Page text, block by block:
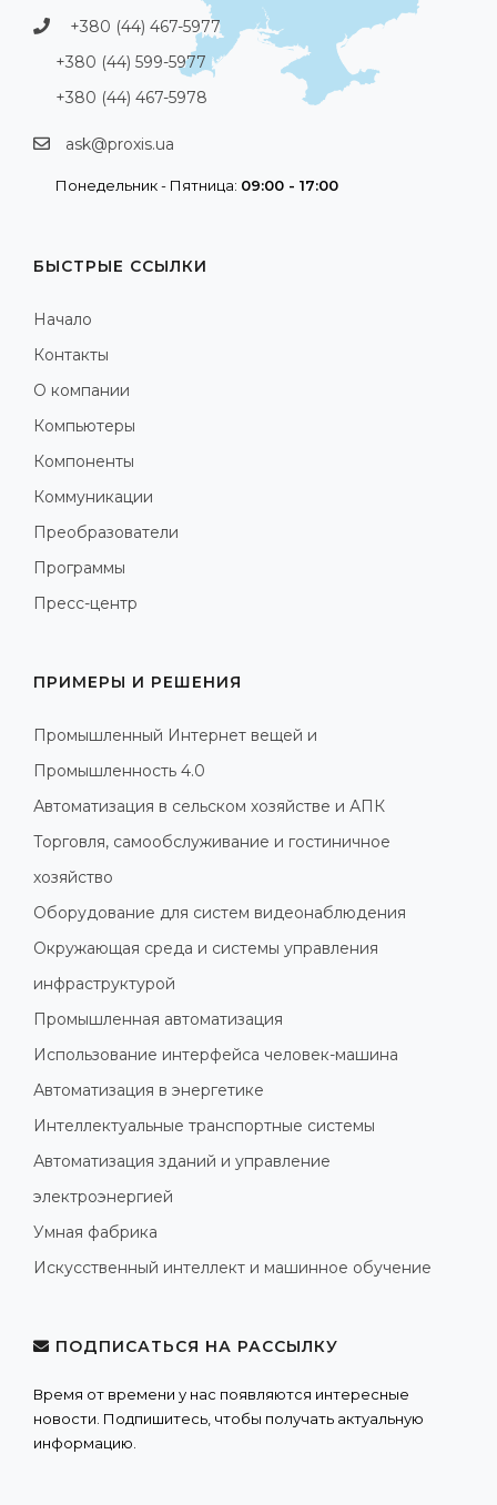
+380 (44) 467-5977
+380 (44) 599-5977
+380 (44) 467-5978
ask@proxis.ua
Понедельник - Пятница: 09:00 - 17:00
БЫСТРЫЕ ССЫЛКИ
Начало
Контакты
О компании
Компьютеры
Компоненты
Коммуникации
Преобразователи
Программы
Пресс-центр
ПРИМЕРЫ И РЕШЕНИЯ
Промышленный Интернет вещей и
Промышленность 4.0
Автоматизация в сельском хозяйстве и АПК
Торговля, самообслуживание и гостиничное
хозяйство
Оборудование для систем видеонаблюдения
Окружающая среда и системы управления
инфраструктурой
Промышленная автоматизация
Использование интерфейса человек-машина
Автоматизация в энергетике
Интеллектуальные транспортные системы
Автоматизация зданий и управление
электроэнергией
Умная фабрика
Искусственный интеллект и машинное обучение
ПОДПИСАТЬСЯ НА РАССЫЛКУ
Время от времени у нас появляются интересные
новости. Подпишитесь, чтобы получать актуальную
информацию.